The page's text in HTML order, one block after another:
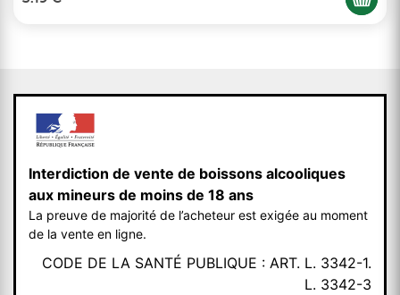
Interdiction de vente de boissons alcooliques
aux mineurs de moins de 18 ans
La preuve de majorité de l’acheteur est exigée au moment
de la vente en ligne.
CODE DE LA SANTÉ PUBLIQUE : ART. L. 3342-1.
L. 3342-3